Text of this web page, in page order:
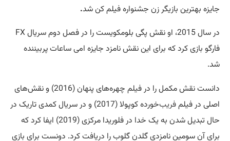
جایزه بهترین بازیگر زن جشنواره فیلم کن شد.
در سال 2015، او نقش پگی بلومکویست را در فصل دوم سریال FX
فارگو بازی کرد که برای این نقش نامزد جایزه امی ساعات پربیننده
شد.
دانست نقش مکمل را در فیلم چهره‌های پنهان (2016) و نقش‌های
اصلی در فیلمفریب
‌خورده کوپولا (2017) و در سریال کمدی تاریک در
حال تبدیل شدن به یک خدا در فلوریدا مرکزی (2019) ایفا کرد که
برای آن سومین نامزدی گلدن گلوب را دریافت کرد. دونست برای بازی